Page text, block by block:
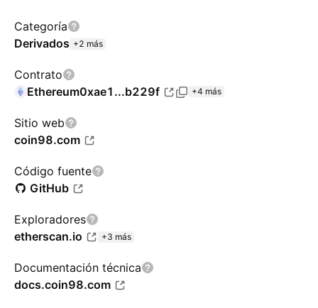
Categoría
Derivados +2 más
Contrato
Ethereum0xae1...b229f +4 más
Sitio web
coin98.com
Código fuente
GitHub
Exploradores
etherscan.io
+3 más
Documentación técnica
docs.coin98.com